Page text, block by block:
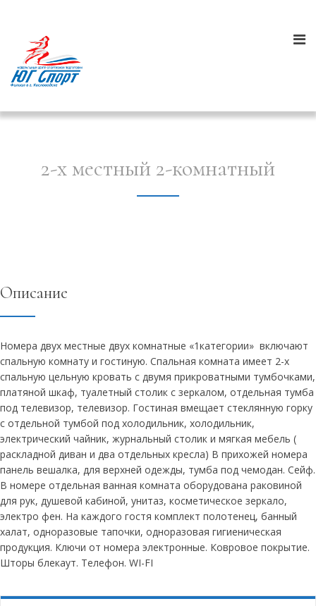
2-х местный 2-комнатный
Описание
Номера двух местные двух комнатные «1категории» включают
спальную комнату и гостиную. Спальная комната имеет 2-х
спальную цельную кровать с двумя прикроватными тумбочками,
платяной шкаф, туалетный столик с зеркалом, отдельная тумба
под телевизор, телевизор. Гостиная вмещает стеклянную горку
с отдельной тумбой под холодильник, холодильник,
электрический чайник, журнальный столик и мягкая мебель (
раскладной диван и два отдельных кресла) В прихожей номера
панель вешалка, для верхней одежды, тумба под чемодан. Сейф.
В номере отдельная ванная комната оборудована раковиной
для рук, душевой кабиной, унитаз, косметическое зеркало,
электро фен. На каждого гостя комплект полотенец, банный
халат, одноразовые тапочки, одноразовая гигиеническая
продукция. Ключи от номера электронные. Ковровое покрытие.
Шторы блекаут. Телефон. WI-FI